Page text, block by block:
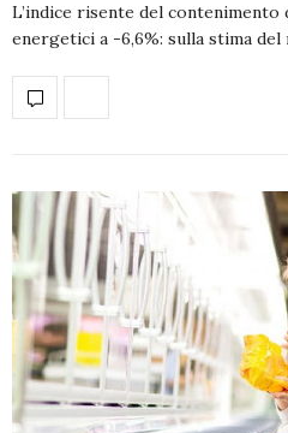
L’indice risente del contenimento
energetici a -6,6%: sulla stima